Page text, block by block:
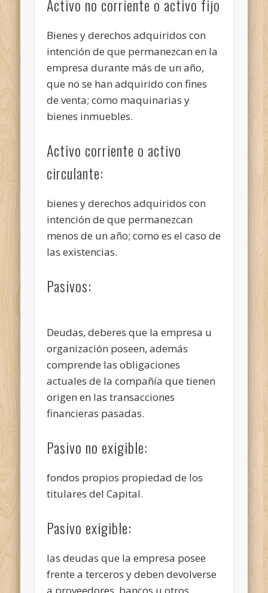
Activo no corriente o activo fijo
Bienes y derechos adquiridos con
intención de que permanezcan en la
empresa durante más de un año,
que no se han adquirido con fines
de venta; como maquinarias y
bienes inmuebles.
Activo corriente o activo
circulante:
bienes y derechos adquiridos con
intención de que permanezcan
menos de un año; como es el caso de
las existencias.
Pasivos:
Deudas, deberes que la empresa u
organización poseen, además
comprende las obligaciones
actuales de la compañía que tienen
origen en las transacciones
financieras pasadas.
Pasivo no exigible:
fondos propios propiedad de los
titulares del Capital.
Pasivo exigible:
las deudas que la empresa posee
frente a terceros y deben devolverse
a proveedores, bancos u otros